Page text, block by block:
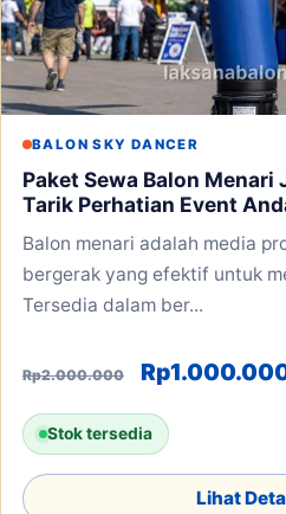
BALON SKY DANCER
Paket Sewa Balon Menari
Tarik Perhatian Event
Balon menari adalah media
bergerak yang efektif untuk
Tersedia dalam ber...
Rp2.000.000 Harga
Rp
Stok tersedia
Lihat